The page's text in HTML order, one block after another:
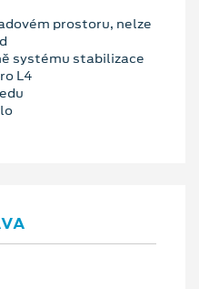
prostoru, nelze
systému stabilizace
L4